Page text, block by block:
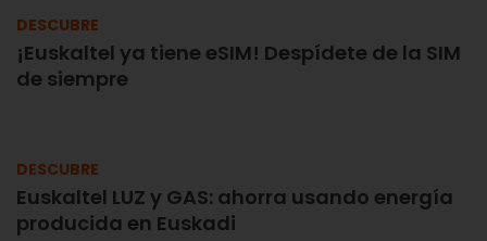
DESCUBRE
¡Euskaltel ya tiene eSIM! Despídete de la SIM
de siempre
DESCUBRE
Euskaltel LUZ y GAS: ahorra usando energía
producida en Euskadi